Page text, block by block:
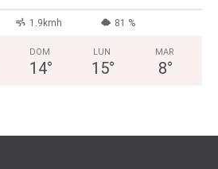
1.9kmh 81 %
DOM
14°
LUN
15°
MAR
8°